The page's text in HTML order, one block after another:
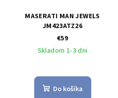
MASERATI MAN JEWELS
JM423ATZ26
€59
Skladom 1-3 dni
Do košíka